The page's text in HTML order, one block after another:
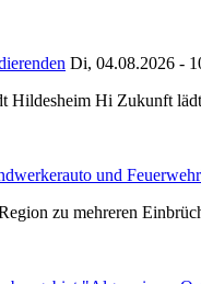
Di, 04.08.2026 -
Hi Zukunft
und
zu mehreren